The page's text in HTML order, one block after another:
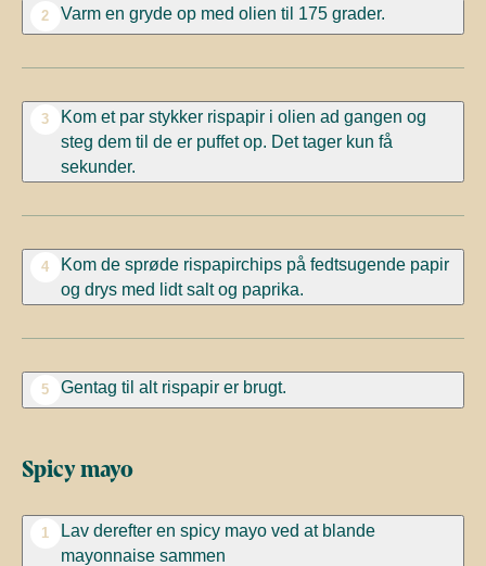
2 Varm en gryde op med olien til 175 grader.
3
Kom et par stykker rispapir i olien ad gangen og
steg dem til de er puffet op. Det tager kun få
sekunder.
4
Kom de sprøde rispapirchips på fedtsugende papir
og drys med lidt salt og paprika.
5 Gentag til alt rispapir er brugt.
Spicy mayo
1 Lav derefter en spicy mayoved at blande
mayonnaise sammen